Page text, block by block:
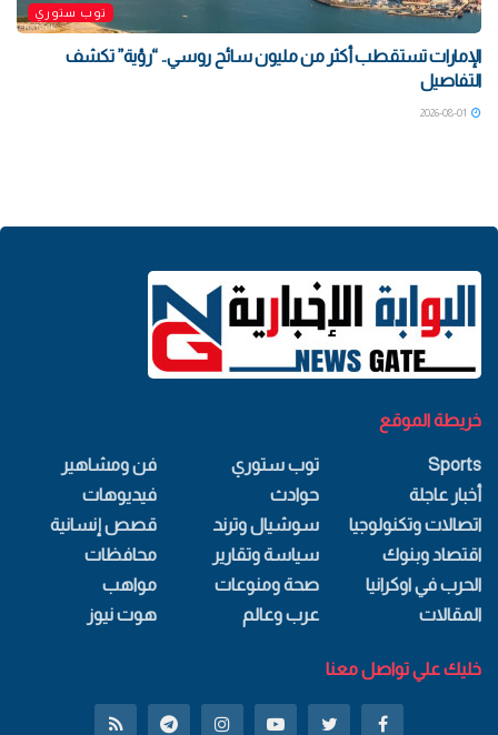
توب ستوري
الإمارات تستقطب أكثر من مليون سائح روسي.. “رؤية” تكشف
التفاصيل
خريطة الموقع
Sports
أخبار عاجلة
اتصالات وتكنولوجيا
اقتصاد وبنوك
الحرب في اوكرانيا
المقالات
توب ستوري
حوادث
سوشيال وترند
سياسة وتقارير
صحة ومنوعات
عرب وعالم
فن ومشاهير
فيديوهات
قصص إنسانية
محافظات
مواهب
هوت نيوز
خليك علي تواصل معنا